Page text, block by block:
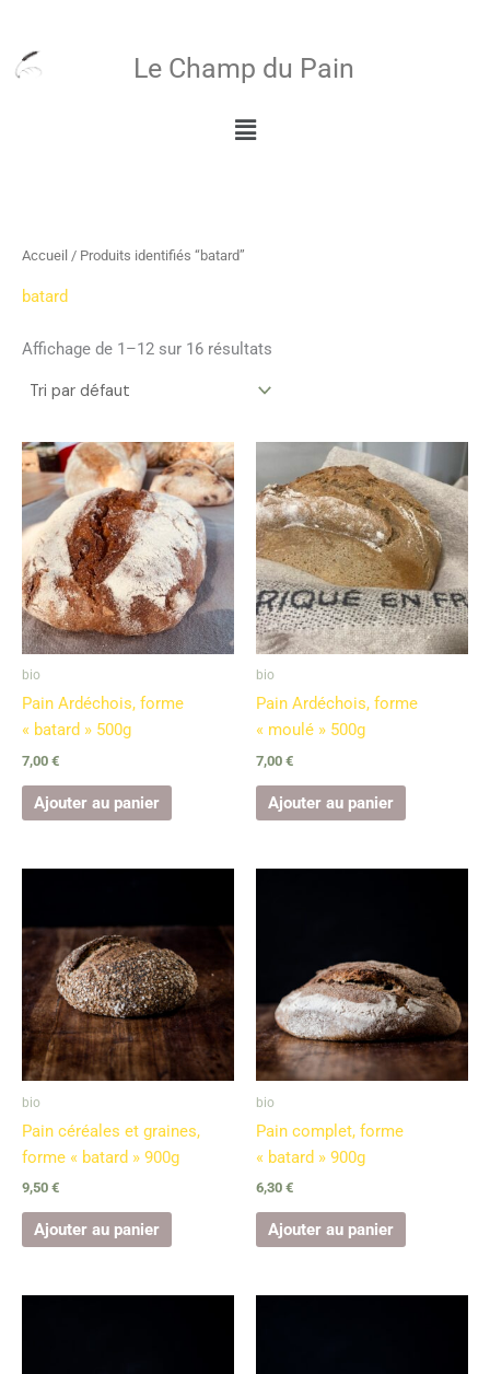
Le Champ du Pain
Menu
Accueil / Produits identifiés “batard”
batard
Affichage de 1–12 sur 16 résultats
bio
Pain Ardéchois, forme
« batard » 500g
7,00 €
Ajouter au panier
bio
Pain Ardéchois, forme
« moulé » 500g
7,00 €
Ajouter au panier
bio
Pain céréales et graines,
forme « batard » 900g
9,50 €
Ajouter au panier
bio
Pain complet, forme
« batard » 900g
6,30 €
Ajouter au panier